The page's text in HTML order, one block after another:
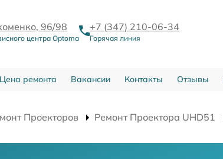
96/98
центра Optoma
+7 (347) 210-06-34
Горячая линия
Цена ремонта Вакансии Контакты Отзывы
Проекторов Ремонт Проектора UHD51